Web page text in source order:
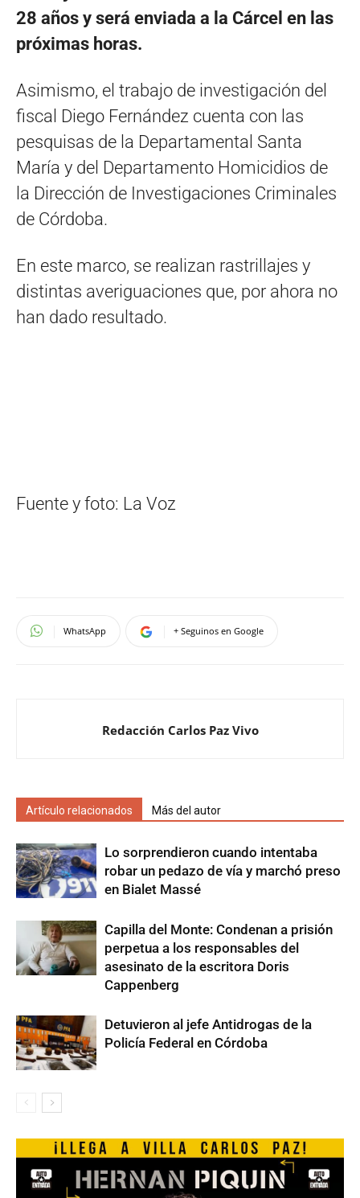
28 años y será enviada a la Cárcel en las
próximas horas.
Asimismo, el trabajo de investigación del
fiscal Diego Fernández cuenta con las
pesquisas de la Departamental Santa
María y del Departamento Homicidios de
la Dirección de Investigaciones Criminales
de Córdoba.
En este marco, se realizan rastrillajes y
distintas averiguaciones que, por ahora no
han dado resultado.
Fuente y foto: La Voz
WhatsApp + Seguinos en Google
Redacción Carlos Paz Vivo
Artículo relacionados Más del autor
Lo sorprendieron cuando intentaba
robar un pedazo de vía y marchó preso
en Bialet Massé
Capilla del Monte: Condenan a prisión
perpetua a los responsables del
asesinato de la escritora Doris
Cappenberg
Detuvieron al jefe Antidrogas de la
Policía Federal en Córdoba